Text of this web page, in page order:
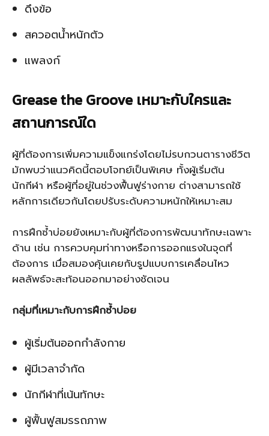
ดึงข้อ
สควอตน้ำหนักตัว
แพลงก์
Grease the Groove เหมาะกับใครและ
สถานการณ์ใด
ผู้ที่ต้องการเพิ่มความแข็งแกร่งโดยไม่รบกวนตารางชีวิต
มักพบว่าแนวคิดนี้ตอบโจทย์เป็นพิเศษ ทั้งผู้เริ่มต้น
นักกีฬา หรือผู้ที่อยู่ในช่วงฟื้นฟูร่างกาย ต่างสามารถใช้
หลักการเดียวกันโดยปรับระดับความหนักให้เหมาะสม
การฝึกซ้ำบ่อยยังเหมาะกับผู้ที่ต้องการพัฒนาทักษะเฉพาะ
ด้าน เช่น การควบคุมท่าทางหรือการออกแรงในจุดที่
ต้องการ เมื่อสมองคุ้นเคยกับรูปแบบการเคลื่อนไหว
ผลลัพธ์จะสะท้อนออกมาอย่างชัดเจน
กลุ่มที่เหมาะกับการฝึกซ้ำบ่อย
ผู้เริ่มต้นออกกำลังกาย
ผู้มีเวลาจำกัด
นักกีฬาที่เน้นทักษะ
ผู้ฟื้นฟูสมรรถภาพ